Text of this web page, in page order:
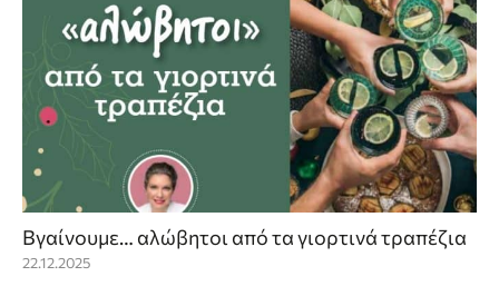
Βγαίνουμε… αλώβητοι από τα γιορτινά τραπέζια
22.12.2025